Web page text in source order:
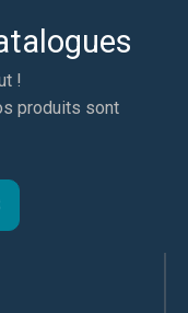
!
produits sont